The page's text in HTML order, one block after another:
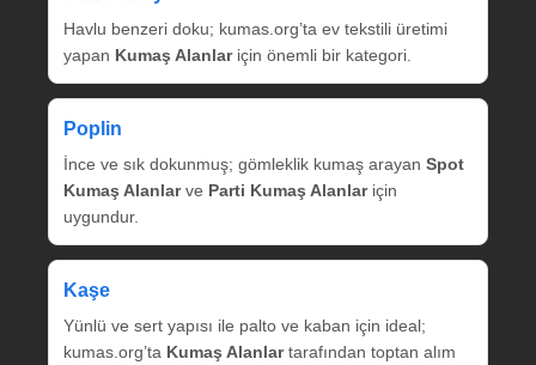
Havlu benzeri doku; kumas.org’ta ev tekstili üretimi
yapan Kumaş Alanlariçin önemli bir kategori.
Poplin
İnce ve sık dokunmuş; gömleklik kumaş arayan Spot
Kumaş Alanlarve Parti Kumaş Alanlariçin
uygundur.
Kaşe
Yünlü ve sert yapısı ile palto ve kaban için ideal;
kumas.org’ta Kumaş Alanlartarafından toptan alım